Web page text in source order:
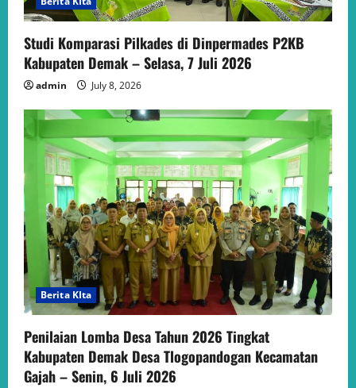
Studi Komparasi Pilkades di Dinpermades P2KB
Kabupaten Demak – Selasa, 7 Juli 2026
admin July 8, 2026
Berita KIta
Penilaian Lomba Desa Tahun 2026 Tingkat
Kabupaten Demak Desa Tlogopandogan Kecamatan
Gajah – Senin, 6 Juli 2026